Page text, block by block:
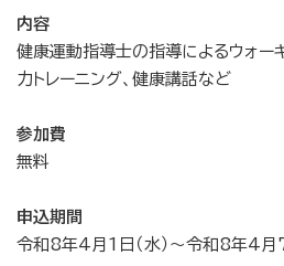
内容
健康運動指導士の指導によるウォー
力トレーニング、健康講話など
参加費
無料
申込期間
令和8年4月1日（水）〜令和8年4月7